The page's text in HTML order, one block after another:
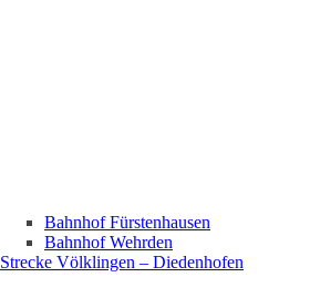
Bahnhof Fürstenhausen
Bahnhof Wehrden
Strecke Völklingen – Diedenhofen